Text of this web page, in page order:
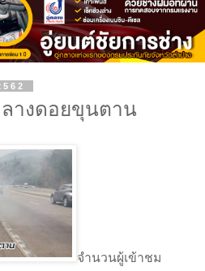
ลางดอยขุนตาน
จำนวนผู้เข้าชม